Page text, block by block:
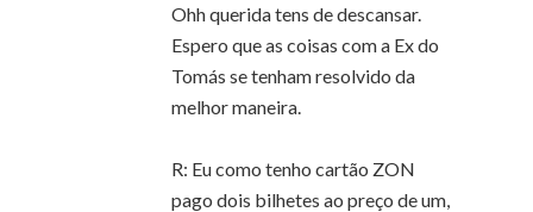
Ohh querida tens de descansar.
Espero que as coisas com a Ex do
Tomás se tenham resolvido da
melhor maneira.
R: Eu como tenho cartão ZON
pago dois bilhetes ao preço de um,